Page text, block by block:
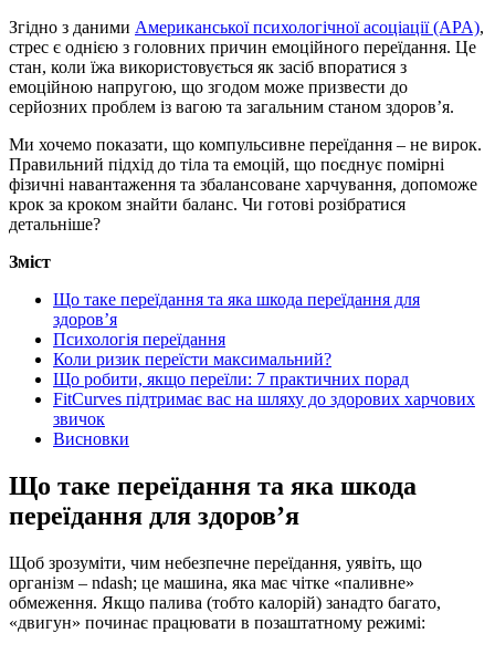
Згідно з даними Американської психологічної асоціації (APA),
стрес є однією з головних причин емоційного переїдання. Це
стан, коли їжа використовується як засіб впоратися з
емоційною напругою, що згодом може призвести до
серйозних проблем із вагою та загальним станом здоров’я.
Ми хочемо показати, що компульсивне переїдання – не вирок.
Правильний підхід до тіла та емоцій, що поєднує помірні
фізичні навантаження та збалансоване харчування, допоможе
крок за кроком знайти баланс. Чи готові розібратися
детальніше?
Зміст
Що таке переїдання та яка шкода переїдання для
здоров’я
Психологія переїдання
Коли ризик переїсти максимальний?
Що робити, якщо переїли: 7 практичних порад
FitCurves підтримає вас на шляху до здорових харчових
звичок
Висновки
Що таке переїдання та яка шкода
переїдання для здоров’я
Щоб зрозуміти, чим небезпечне переїдання, уявіть, що
організм – ndash; це машина, яка має чітке «паливне»
обмеження. Якщо палива (тобто калорій) занадто багато,
«двигун» починає працювати в позаштатному режимі: